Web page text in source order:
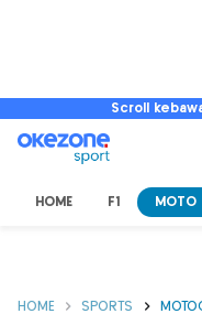
Scroll
HOME F1 MOTO
HOME SPORTS